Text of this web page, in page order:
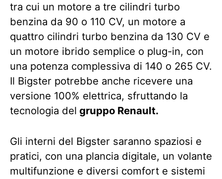
tra cui un motore a tre cilindri turbo
benzina da 90 o 110 CV, un motore a
quattro cilindri turbo benzina da 130 CV e
un motore ibrido semplice o plug-in, con
una potenza complessiva di 140 o 265 CV.
Il Bigster potrebbe anche ricevere una
versione 100% elettrica, sfruttando la
tecnologia del gruppo Renault.
Gli interni del Bigster saranno spaziosi e
pratici, con una plancia digitale, un volante
multifunzione e diversi comfort e sistemi